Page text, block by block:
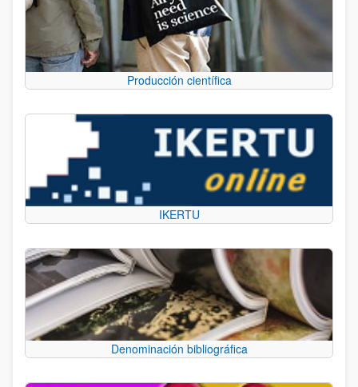
Producción científica
IKERTU
Denominación bibliográfica